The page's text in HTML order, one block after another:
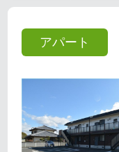
アパート